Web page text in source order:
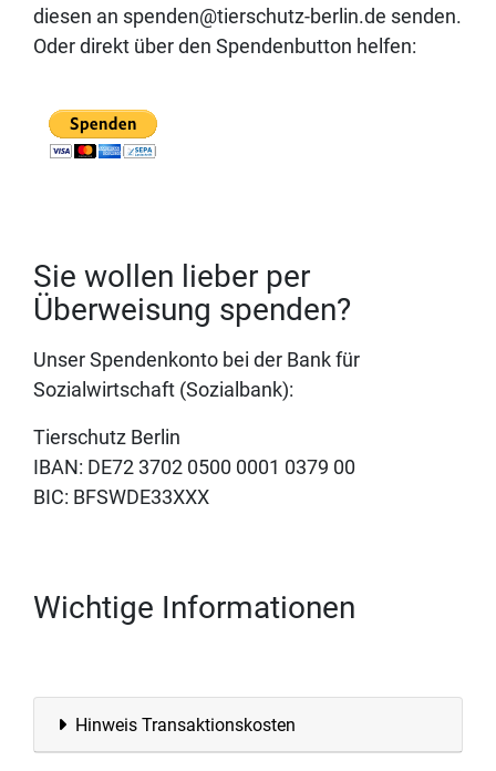
diesen an spenden@tierschutz-berlin.de senden.
Oder direkt über den Spendenbutton helfen:
Sie wollen lieber per
Überweisung spenden?
Unser Spendenkonto bei der Bank für
Sozialwirtschaft (Sozialbank):
Tierschutz Berlin
IBAN: DE72 3702 0500 0001 0379 00
BIC: BFSWDE33XXX
Wichtige Informationen
Hinweis Transaktionskosten